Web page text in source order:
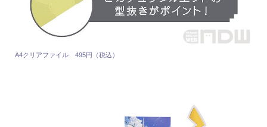
A4クリアファイル 495円（税込）